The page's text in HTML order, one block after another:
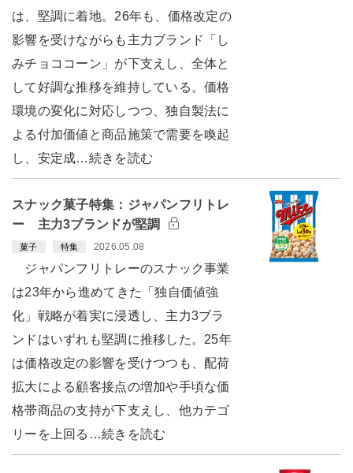
は、堅調に着地。26年も、価格改定の
影響を受けながらも主力ブランド「し
みチョココーン」が下支えし、全体と
して好調な推移を維持している。価格
環境の変化に対応しつつ、独自製法に
よる付加価値と商品施策で需要を喚起
し、安定成…続きを読む
スナック菓子特集：ジャパンフリトレ
ー 主力3ブランドが堅調
菓子 特集 2026.05.08
ジャパンフリトレーのスナック事業
は23年から進めてきた「独自価値強
化」戦略が着実に浸透し、主力3ブラ
ンドはいずれも堅調に推移した。25年
は価格改定の影響を受けつつも、配荷
拡大による顧客接点の増加や手頃な価
格帯商品の支持が下支えし、他カテゴ
リーを上回る…続きを読む